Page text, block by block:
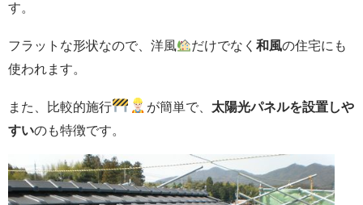
す。
フラットな形状なので、洋風 だけでなく和風の住宅にも
使われます。
また、比較的施行 が簡単で、 太陽光パネルを設置しや
すいのも特徴です。